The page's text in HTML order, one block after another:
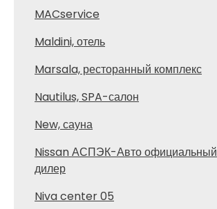
MACservice
Maldini, отель
Marsala, ресторанный комплекс
Nautilus, SPA-салон
New, сауна
Nissan АСПЭК-Авто официальный
дилер
Niva center 05